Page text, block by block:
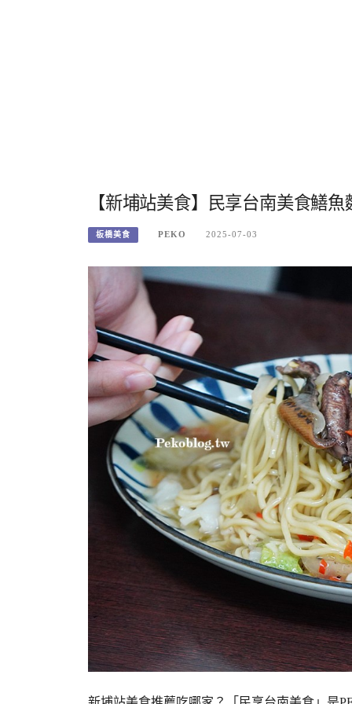
【新埔站美食】民享台南美食鱔
板橋美食 PEKO 2025-07-03